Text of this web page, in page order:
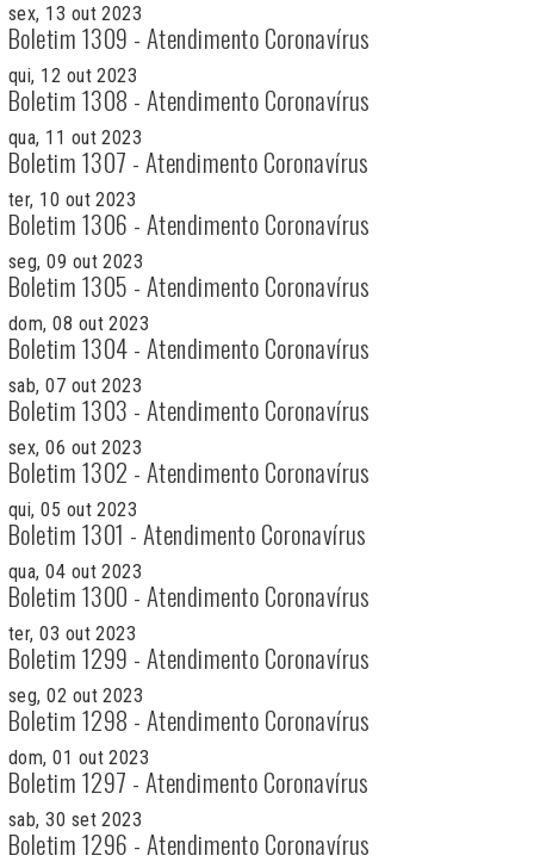
sex, 13 out 2023
Boletim 1309 - Atendimento Coronavírus
qui, 12 out 2023
Boletim 1308 - Atendimento Coronavírus
qua, 11 out 2023
Boletim 1307 - Atendimento Coronavírus
ter, 10 out 2023
Boletim 1306 - Atendimento Coronavírus
seg, 09 out 2023
Boletim 1305 - Atendimento Coronavírus
dom, 08 out 2023
Boletim 1304 - Atendimento Coronavírus
sab, 07 out 2023
Boletim 1303 - Atendimento Coronavírus
sex, 06 out 2023
Boletim 1302 - Atendimento Coronavírus
qui, 05 out 2023
Boletim 1301 - Atendimento Coronavírus
qua, 04 out 2023
Boletim 1300 - Atendimento Coronavírus
ter, 03 out 2023
Boletim 1299 - Atendimento Coronavírus
seg, 02 out 2023
Boletim 1298 - Atendimento Coronavírus
dom, 01 out 2023
Boletim 1297 - Atendimento Coronavírus
sab, 30 set 2023
Boletim 1296 - Atendimento Coronavírus